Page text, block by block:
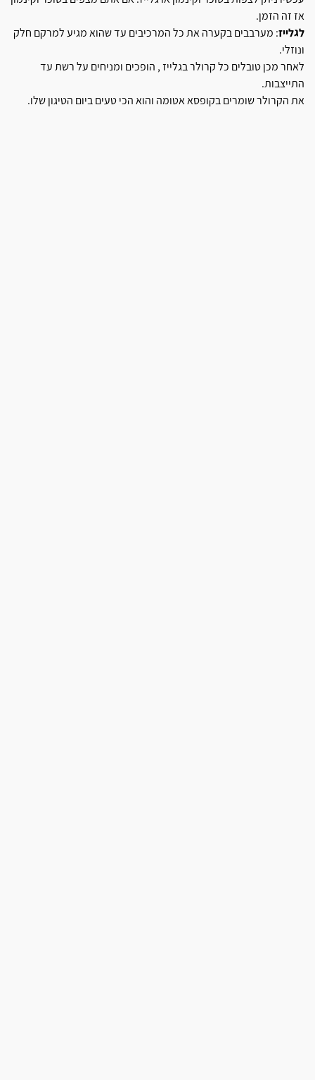
אז זה הזמן.
לגלייז: מערבבים בקערה את כל המרכיבים עד שהוא מגיע למרקם חלק
ונוזלי.
לאחר מכן טובלים כל קרולר בגלייז , הופכים ומניחים על רשת עד
התייצבות.
את הקרולר שומרים בקופסא אטומה והוא הכי טעים ביום הטיגון שלו.